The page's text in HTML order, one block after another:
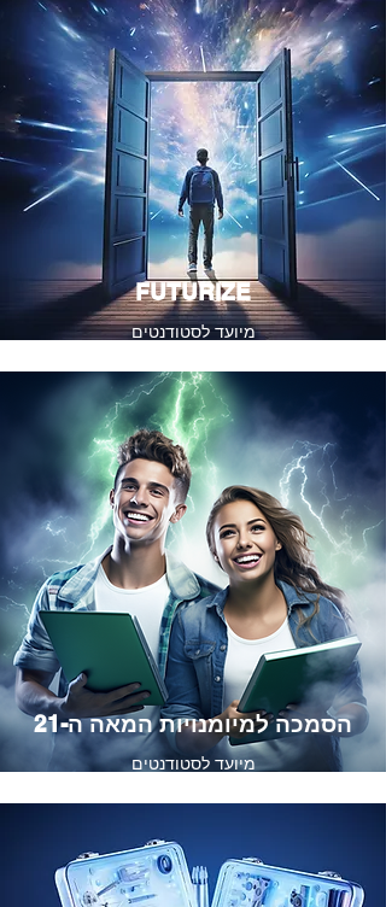
FUTURIZE
מיועד לסטודנטים
הסמכה למיומנויות המאה ה-21
מיועד לסטודנטים